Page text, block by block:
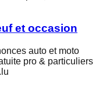
et occasion
auto et moto
pro & particuliers